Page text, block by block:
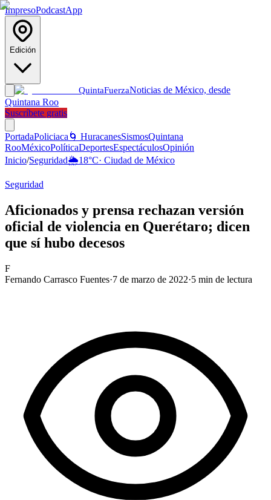
ImpresoPodcastApp
Edición
QuintaFuerzaNoticias de México, desde
Quintana Roo
Suscríbete gratis
PortadaPoliciaca 🌀 HuracanesSismosQuintana
RooMéxicoPolíticaDeportesEspectáculosOpinión
Inicio/Seguridad🌦️18°C· Ciudad de México
Seguridad
Aficionados y prensa rechazan versión
oficial de violencia en Querétaro; dicen
que sí hubo decesos
F
Fernando Carrasco Fuentes·7 de marzo de 2022·5 min de lectura